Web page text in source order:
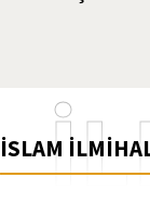
İSLAM